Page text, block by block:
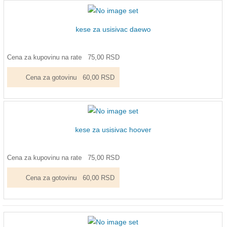
kese za usisivac daewo
Cena za kupovinu na rate 75,00 RSD
Cena za gotovinu 60,00 RSD
kese za usisivac hoover
Cena za kupovinu na rate 75,00 RSD
Cena za gotovinu 60,00 RSD